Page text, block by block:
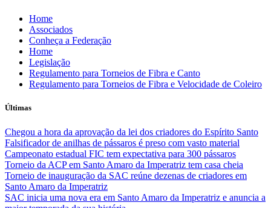
Skip
content
Home
Associados
Conheça a Federação
Home
Legislação
Regulamento para Torneios de Fibra e Canto
Regulamento para Torneios de Fibra e Velocidade de Coleiro
Últimas
Chegou a hora da aprovação da lei dos criadores do Espírito Santo
Falsificador de anilhas de pássaros é preso com vasto material
Campeonato estadual FIC tem expectativa para 300 pássaros
Torneio da ACP em Santo Amaro da Imperatriz tem casa cheia
Torneio de inauguração da SAC reúne dezenas de criadores em
Santo Amaro da Imperatriz
SAC inicia uma nova era em Santo Amaro da Imperatriz e anuncia a